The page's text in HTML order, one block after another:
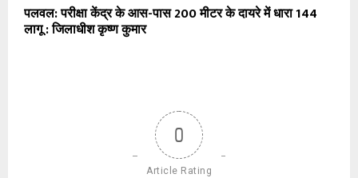
पलवल: परीक्षा केंद्र के आस-पास 200 मीटर के दायरे में धारा 144
लागू : जिलाधीश कृष्ण कुमार
0
Article Rating